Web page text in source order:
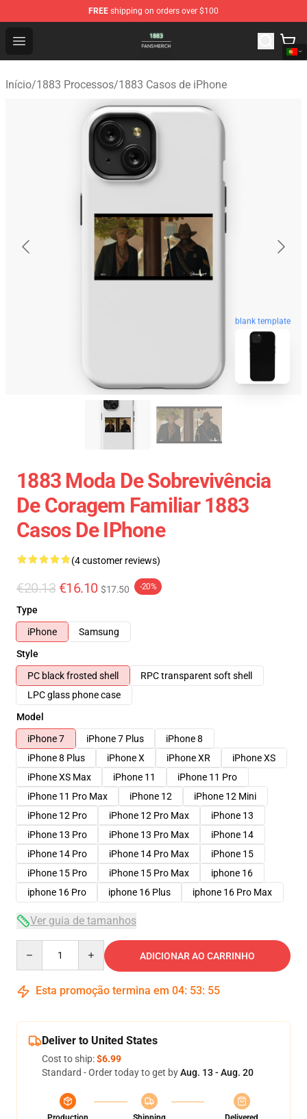
FREE shipping on orders over $100
Open menu
1883 Shop - Official 1883 Merchandise Store
Início/1883 Processos/1883 Casos de iPhone
blank template
1883 Moda De Sobrevivência
De Coragem Familiar 1883
Casos De IPhone
(4 customer reviews)
€20.13 €16.10 $17.50 -20%
Type
iPhone
Samsung
Style
PC black frosted shell
RPC transparent soft shell
LPC glass phone case
Model
iPhone 7
iPhone 7 Plus
iPhone 8
iPhone 8 Plus
iPhone X iPhone XR
iPhone XS
iPhone XS Max
iPhone 11
iPhone 11 Pro
iPhone 11 Pro Max
iPhone 12
iPhone 12 Mini
iPhone 12 Pro
iPhone 12 Pro Max
iPhone 13
iPhone 13 Pro
iPhone 13 Pro Max
iPhone 14
iPhone 14 Pro
iPhone 14 Pro Max
iPhone 15
iPhone 15 Pro
iPhone 15 Pro Max
iphone 16
iphone 16 Pro
iphone 16 Plus iphone 16 Pro Max
Ver guia de tamanhos
ADICIONAR AO CARRINHO
Esta promoção termina em 04: 53: 54
Deliver to United States
Cost to ship:$6.99
Standard - Order today to get byAug. 13 - Aug. 20